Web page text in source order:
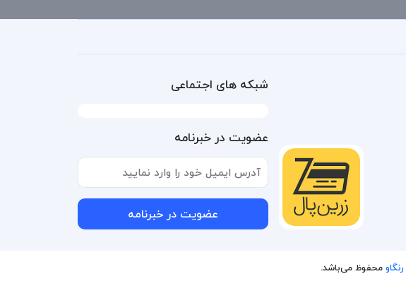
شبکه های اجتماعی
عضویت در خبرنامه
عضویت در خبرنامه
رنگاومحفوظ می‌باشد.